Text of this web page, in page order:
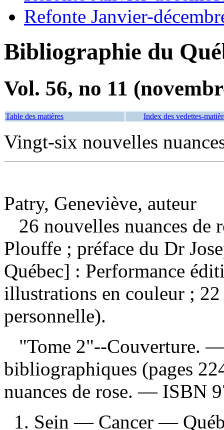
Refonte Janvier-
Bibliographie du
Vol. 56, no 11
Table des matières Index des vedettes-
Vingt-six nouvelles
Patry, Geneviève, auteur
26 nouvelles nuances de
Plouffe ; préface du Dr
Québec] : Performance
illustrations en couleur ;
personnelle).
"Tome 2"--Couverture. —
bibliographiques (pages
nuances de rose. — ISBN
1. Sein — Cancer —